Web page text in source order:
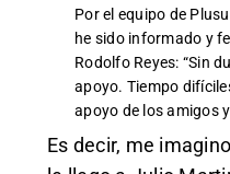
Por el equipo de
he sido informado y
Rodolfo Reyes: “Sin
apoyo. Tiempo
apoyo de los amigos
Es decir, me